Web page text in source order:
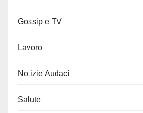
Gossip e TV
Lavoro
Notizie Audaci
Salute